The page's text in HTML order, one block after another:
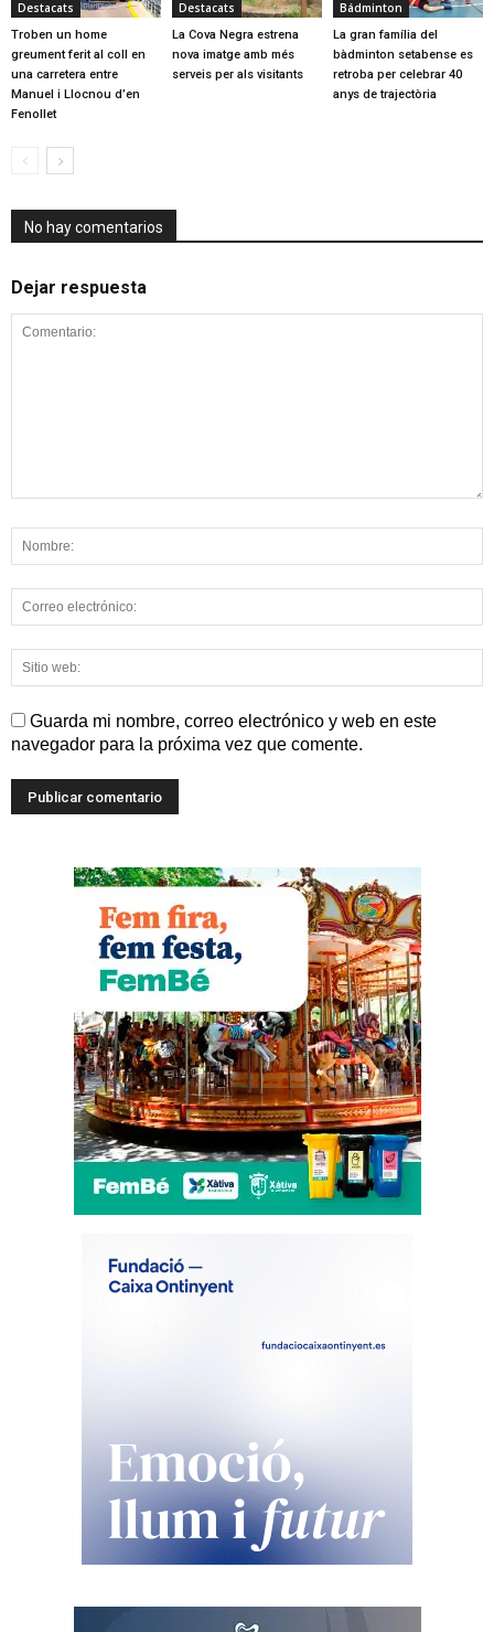
Destacats
Troben un home
greument ferit al coll en
una carretera entre
Manuel i Llocnou d’en
Fenollet
Destacats
La Cova Negra estrena
nova imatge amb més
serveis per als visitants
Bádminton
La gran família del
bàdminton setabense es
retroba per celebrar 40
anys de trajectòria
No hay comentarios
Dejar respuesta
Guarda mi nombre, correo electrónico y web en este
navegador para la próxima vez que comente.